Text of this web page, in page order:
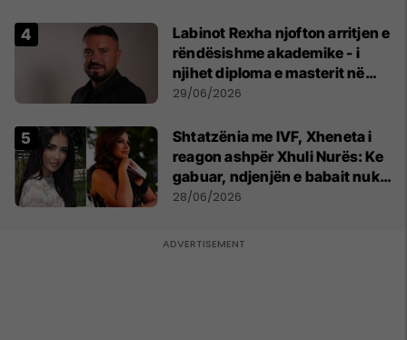
Labinot Rexha njofton arritjen e
rëndësishme akademike - i
njihet diploma e masterit në
Psikologji në Zvicër
29/06/2026
Shtatzënia me IVF, Xheneta i
reagon ashpër Xhuli Nurës: Ke
gabuar, ndjenjën e babait nuk
mund t'ia plotësosh kurrë
28/06/2026